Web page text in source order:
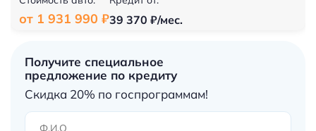
от 1 931 990 ₽39 370 ₽/мес.
Получите специальное
предложение по кредиту
Скидка 20% по госпрограммам!